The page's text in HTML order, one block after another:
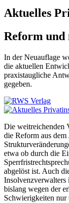
Aktuelles
Reform und
In der Neuauflage
die aktuellen
praxistaugliche
gegeben.
Die weitreichenden
die Reform aus
etwa ob durch die
abgelöst ist. Auch
Insolvenzverwalters
bislang wegen der
Schwierigkeiten nur